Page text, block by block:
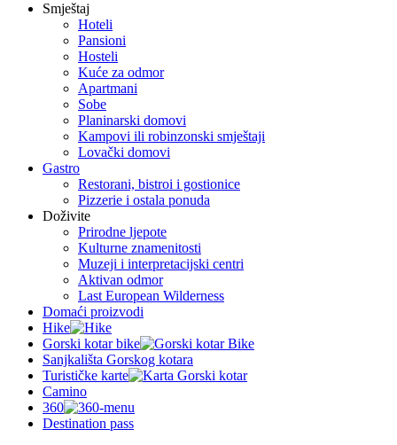
Smještaj
Hoteli
Pansioni
Hosteli
Kuće za odmor
Apartmani
Sobe
Planinarski domovi
Kampovi ili robinzonski smještaji
Lovački domovi
Gastro
Restorani, bistroi i gostionice
Pizzerie i ostala ponuda
Doživite
Prirodne ljepote
Kulturne znamenitosti
Muzeji i interpretacijski centri
Aktivan odmor
Last European Wilderness
Domaći proizvodi
Hike
Gorski kotar bike
Sanjkališta Gorskog kotara
Turističke karte
Camino
360
Destination pass